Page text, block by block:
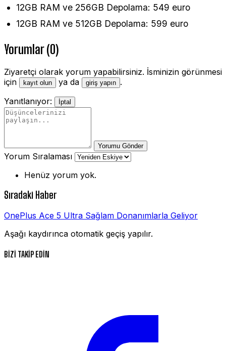
12GB RAM ve 256GB Depolama: 549 euro
12GB RAM ve 512GB Depolama: 599 euro
Yorumlar (0)
Ziyaretçi olarak yorum yapabilirsiniz. İsminizin görünmesi
için
kayıt olun ya da giriş yapın .
Yanıtlanıyor:
İptal
Yorumu Gönder
Yorum Sıralaması
Henüz yorum yok.
Sıradaki Haber
OnePlus Ace 5 Ultra Sağlam Donanımlarla Geliyor
Aşağı kaydırınca otomatik geçiş yapılır.
BİZİ TAKİP EDİN